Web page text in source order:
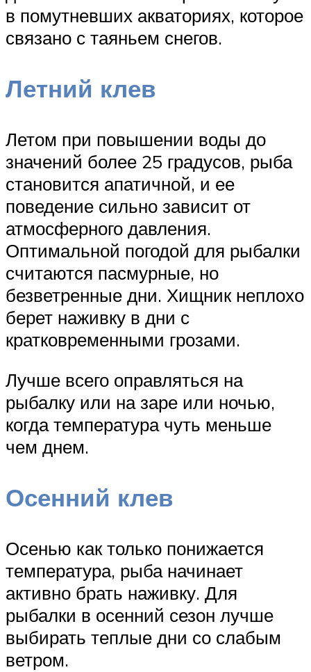
в помутневших акваториях, которое
связано с таяньем снегов.
Летний клев
Летом при повышении воды до
значений более 25 градусов, рыба
становится апатичной, и ее
поведение сильно зависит от
атмосферного давления.
Оптимальной погодой для рыбалки
считаются пасмурные, но
безветренные дни. Хищник неплохо
берет наживку в дни с
кратковременными грозами.
Лучше всего оправляться на
рыбалку или на заре или ночью,
когда температура чуть меньше
чем днем.
Осенний клев
Осенью как только понижается
температура, рыба начинает
активно брать наживку. Для
рыбалки в осенний сезон лучше
выбирать теплые дни со слабым
ветром.